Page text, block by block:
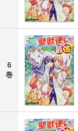
6
巻